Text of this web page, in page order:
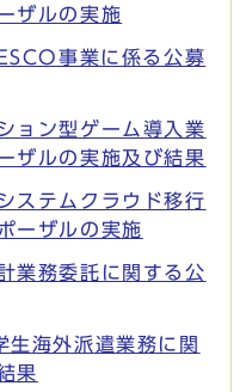
ザルの実施
事業に係る公募
ョン型ゲーム導入業
ザルの実施及び結果
ステムクラウド移行
ーザルの実施
業務委託に関する公
海外派遣業務に関
果